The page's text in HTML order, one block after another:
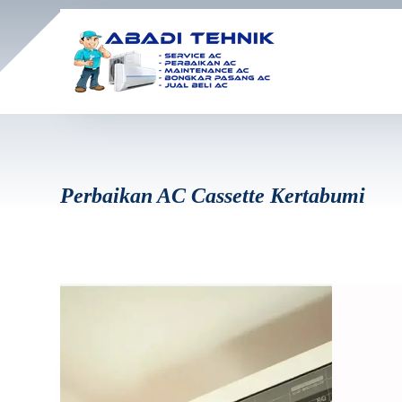
Perbaikan AC Cassette Kertabumi